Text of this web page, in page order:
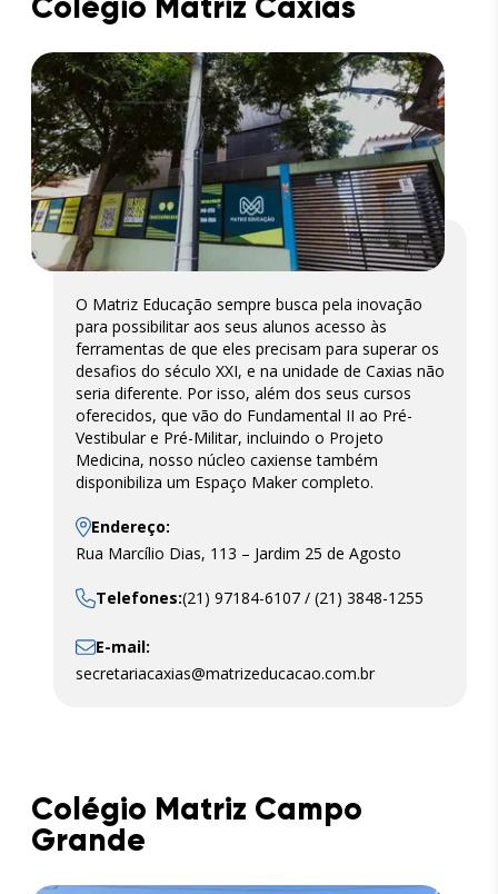
O Matriz Educação sempre busca pela inovação
para possibilitar aos seus alunos acesso às
ferramentas de que eles precisam para superar os
desafios do século XXI, e na unidade de Caxias não
seria diferente. Por isso, além dos seus cursos
oferecidos, que vão do Fundamental II ao Pré-
Vestibular e Pré-Militar, incluindo o Projeto
Medicina, nosso núcleo caxiense também
disponibiliza um Espaço Maker completo.
Endereço:
Rua Marcílio Dias, 113 – Jardim 25 de Agosto
Telefones:(21) 97184-6107 / (21) 3848-1255
E-mail:
secretariacaxias@matrizeducacao.com.br
Colégio Matriz Campo
Grande